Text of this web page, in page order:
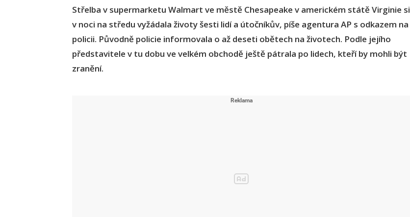
Střelba v supermarketu Walmart ve městě Chesapeake v americkém státě Virginie si
v noci na středu vyžádala životy šesti lidí a útočníkův, píše agentura AP s odkazem na
policii. Původně policie informovala o až deseti obětech na životech. Podle jejího
představitele v tu dobu ve velkém obchodě ještě pátrala po lidech, kteří by mohli být
zranění.